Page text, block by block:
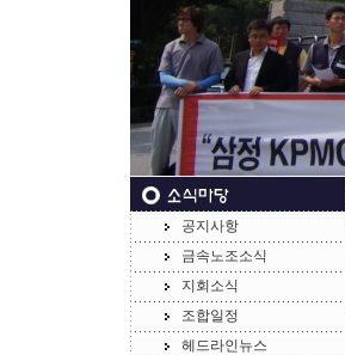
공지사항
금속노조소식
지회소식
조합일정
헤드라인뉴스